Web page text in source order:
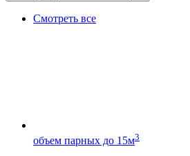
Смотреть все
объем парных до 15м3